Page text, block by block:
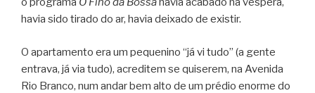
havia sido tirado do ar, havia deixado de existir.
O apartamento era um pequenino “já vi tudo” (a gente
entrava, já via tudo), acreditem se quiserem, na Avenida
Rio Branco, num andar bem alto de um prédio enorme do